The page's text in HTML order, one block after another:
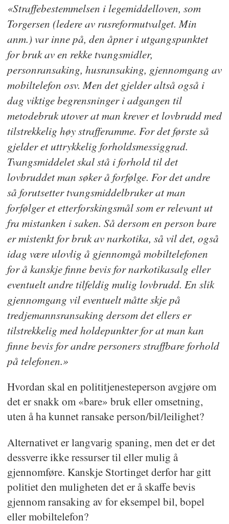
«Straffebestemmelsen i legemiddelloven, som
Torgersen (ledere av rusreformutvalget. Min
anm.) var inne på, den åpner i utgangspunktet
for bruk av en rekke tvangsmidler,
personransaking, husransaking, gjennomgang av
mobiltelefon osv. Men det gjelder altså også i
dag viktige begrensninger i adgangen til
metodebruk utover at man krever et lovbrudd med
tilstrekkelig høy strafferamme. For det første så
gjelder et uttrykkelig forholdsmessiggrad.
Tvangsmiddelet skal stå i forhold til det
lovbruddet man søker å forfølge. For det andre
så forutsetter tvangsmiddelbruker at man
forfølger et etterforskingsmål som er relevant ut
fra mistanken i saken. Så dersom en person bare
er mistenkt for bruk av narkotika, så vil det, også
idag være ulovlig å gjennomgå mobiltelefonen
for å kanskje finne bevis for narkotikasalg eller
eventuelt andre tilfeldig mulig lovbrudd. En slik
gjennomgang vil eventuelt måtte skje på
tredjemannsransaking dersom det ellers er
tilstrekkelig med holdepunkter for at man kan
finne bevis for andre personers straffbare forhold
på telefonen.»
Hvordan skal en polititjenesteperson avgjøre om
det er snakk om «bare» bruk eller omsetning,
uten å ha kunnet ransake person/bil/leilighet?
Alternativet er langvarig spaning, men det er det
dessverre ikke ressurser til eller mulig å
gjennomføre. Kanskje Stortinget derfor har gitt
politiet den muligheten det er å skaffe bevis
gjennom ransaking av for eksempel bil, bopel
eller mobiltelefon?